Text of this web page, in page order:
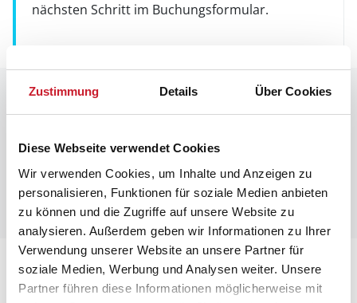
Zustimmung Details Über Cookies
Diese Webseite verwendet Cookies
Wir verwenden Cookies, um Inhalte und Anzeigen zu
personalisieren, Funktionen für soziale Medien anbieten
zu können und die Zugriffe auf unsere Website zu
analysieren. Außerdem geben wir Informationen zu Ihrer
Verwendung unserer Website an unsere Partner für
soziale Medien, Werbung und Analysen weiter. Unsere
Partner führen diese Informationen möglicherweise mit
nächsten Schritt im Buchungsformular.
Raumaufteilung
Lageplan